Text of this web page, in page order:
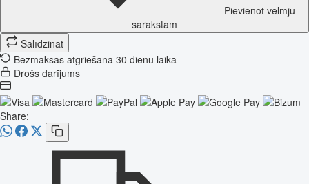
Pievienot vēlmju
sarakstam
Salīdzināt
Bezmaksas atgriešana 30 dienu laikā
Drošs darījums
Share: